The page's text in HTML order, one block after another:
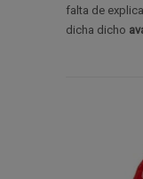
falta de
dicha dicho